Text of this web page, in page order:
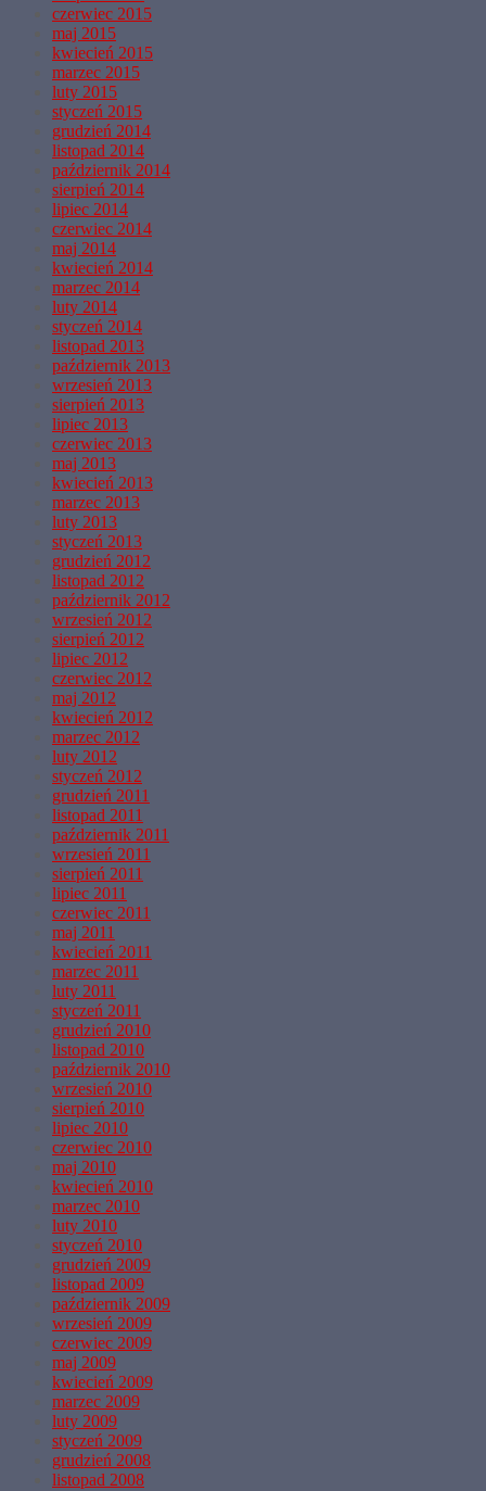
czerwiec 2015
maj 2015
kwiecień 2015
marzec 2015
luty 2015
styczeń 2015
grudzień 2014
listopad 2014
październik 2014
sierpień 2014
lipiec 2014
czerwiec 2014
maj 2014
kwiecień 2014
marzec 2014
luty 2014
styczeń 2014
listopad 2013
październik 2013
wrzesień 2013
sierpień 2013
lipiec 2013
czerwiec 2013
maj 2013
kwiecień 2013
marzec 2013
luty 2013
styczeń 2013
grudzień 2012
listopad 2012
październik 2012
wrzesień 2012
sierpień 2012
lipiec 2012
czerwiec 2012
maj 2012
kwiecień 2012
marzec 2012
luty 2012
styczeń 2012
grudzień 2011
listopad 2011
październik 2011
wrzesień 2011
sierpień 2011
lipiec 2011
czerwiec 2011
maj 2011
kwiecień 2011
marzec 2011
luty 2011
styczeń 2011
grudzień 2010
listopad 2010
październik 2010
wrzesień 2010
sierpień 2010
lipiec 2010
czerwiec 2010
maj 2010
kwiecień 2010
marzec 2010
luty 2010
styczeń 2010
grudzień 2009
listopad 2009
październik 2009
wrzesień 2009
czerwiec 2009
maj 2009
kwiecień 2009
marzec 2009
luty 2009
styczeń 2009
grudzień 2008
listopad 2008